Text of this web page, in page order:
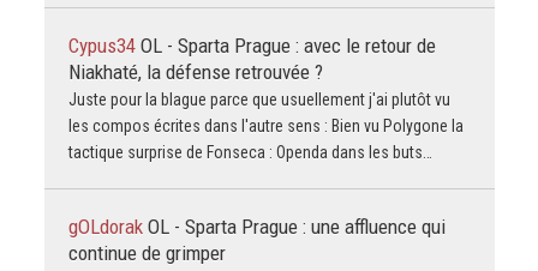
Cypus34 OL - Sparta Prague : avec le retour de
Niakhaté, la défense retrouvée ?
Juste pour la blague parce que usuellement j'ai plutôt vu
les compos écrites dans l'autre sens : Bien vu Polygone la
tactique surprise de Fonseca : Openda dans les buts…
gOLdorak OL - Sparta Prague : une affluence qui
continue de grimper